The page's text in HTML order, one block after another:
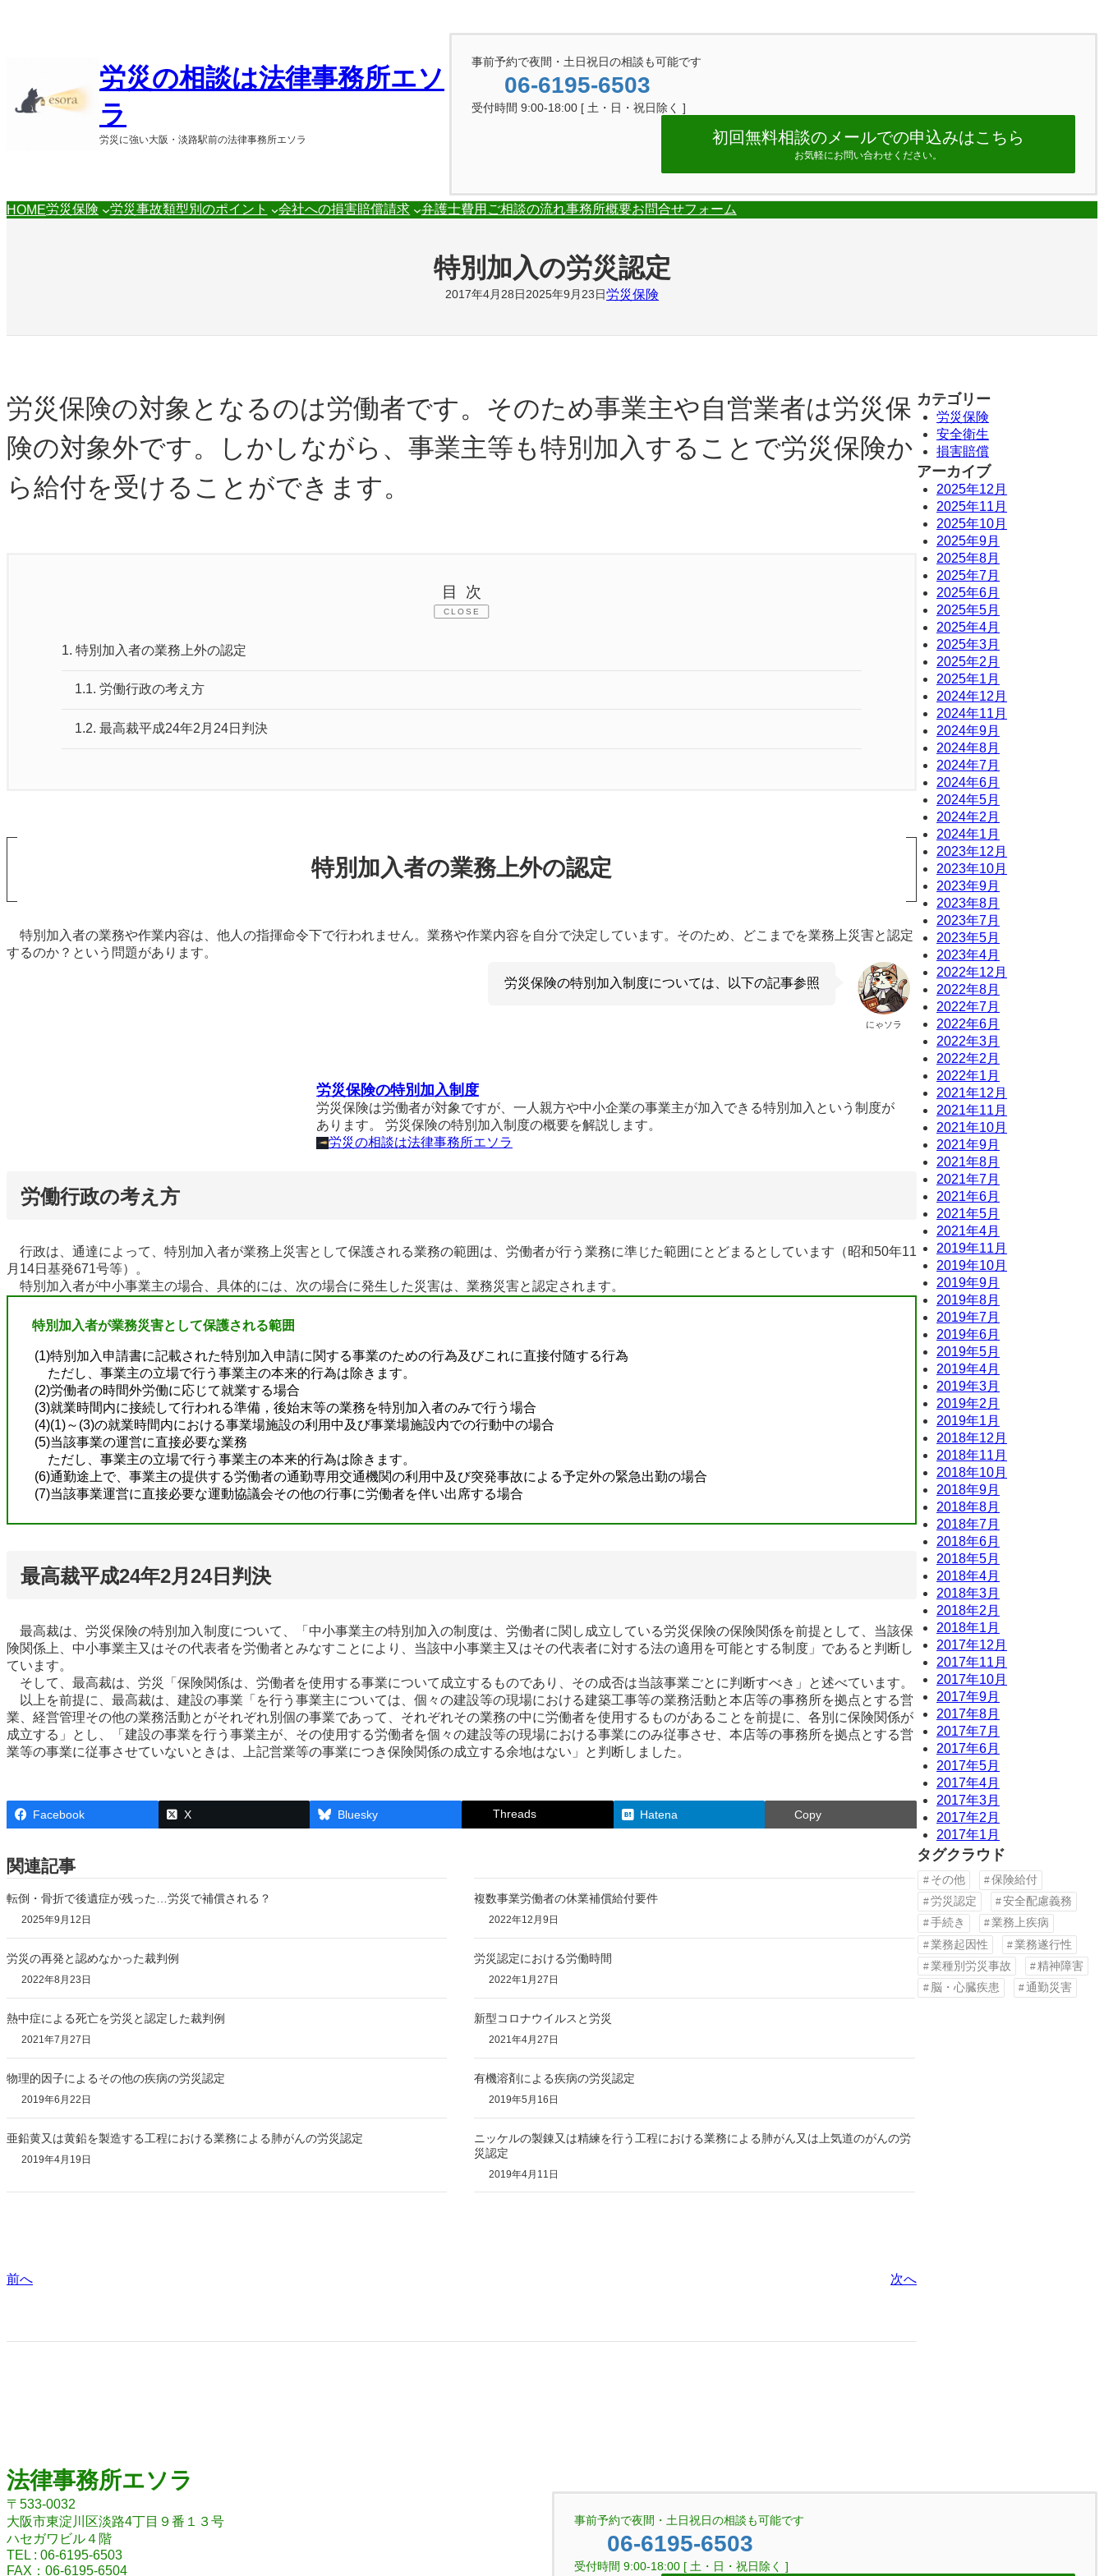
プ
労災の相談は法律事務所エソ
ラ
労災に強い大阪・淡路駅前の法律事務所エソラ
事前予約で夜間・土日祝日の相談も可能です
06-6195-6503
受付時間 9:00-18:00 [ 土・日・祝日除く ]
初回無料相談のメールでの申込みはこちら
お気軽にお問い合わせください。
HOME労災保険 労災事故類型別のポイント 会社への損害賠償請求 弁護士費用 ご相談の流れ事務所概要お問合せフォーム
特別加入の労災認定
2017年4月28日2025年9月23日労災保険
労災保険の対象となるのは労働者です。そのため事業主や自営業者は労災保
険の対象外です。しかしながら、事業主等も特別加入することで労災保険か
ら給付を受けることができます。
目次
CLOSE
1. 特別加入者の業務上外の認定
1.1. 労働行政の考え方
1.2. 最高裁平成24年2月24日判決
特別加入者の業務上外の認定
特別加入者の業務や作業内容は、他人の指揮命令下で行われません。業務や作業内容を自分で決定しています。そのため、どこまでを業務上災害と認定
するのか？という問題があります。
にゃソラ
労災保険の特別加入制度については、以下の記事参照
労災保険の特別加入制度
労災保険は労働者が対象ですが、一人親方や中小企業の事業主が加入できる特別加入という制度が
あります。 労災保険の特別加入制度の概要を解説します。
労災の相談は法律事務所エソラ
労働行政の考え方
行政は、通達によって、特別加入者が業務上災害として保護される業務の範囲は、労働者が行う業務に準じた範囲にとどまるとしています（昭和50年11
月14日基発671号等）。
特別加入者が中小事業主の場合、具体的には、次の場合に発生した災害は、業務災害と認定されます。
特別加入者が業務災害として保護される範囲
(1)特別加入申請書に記載された特別加入申請に関する事業のための行為及びこれに直接付随する行為
ただし、事業主の立場で行う事業主の本来的行為は除きます。
(2)労働者の時間外労働に応じて就業する場合
(3)就業時間内に接続して行われる準備，後始末等の業務を特別加入者のみで行う場合
(4)(1)～(3)の就業時間内における事業場施設の利用中及び事業場施設内での行動中の場合
(5)当該事業の運営に直接必要な業務
ただし、事業主の立場で行う事業主の本来的行為は除きます。
(6)通勤途上で、事業主の提供する労働者の通勤専用交通機関の利用中及び突発事故による予定外の緊急出勤の場合
(7)当該事業運営に直接必要な運動協議会その他の行事に労働者を伴い出席する場合
最高裁平成24年2月24日判決
最高裁は、労災保険の特別加入制度について、「中小事業主の特別加入の制度は、労働者に関し成立している労災保険の保険関係を前提として、当該保
険関係上、中小事業主又はその代表者を労働者とみなすことにより、当該中小事業主又はその代表者に対する法の適用を可能とする制度」であると判断し
ています。
そして、最高裁は、労災「保険関係は、労働者を使用する事業について成立するものであり、その成否は当該事業ごとに判断すべき」と述べています。
以上を前提に、最高裁は、建設の事業「を行う事業主については、個々の建設等の現場における建築工事等の業務活動と本店等の事務所を拠点とする営
業、経営管理その他の業務活動とがそれぞれ別個の事業であって、それぞれその業務の中に労働者を使用するものがあることを前提に、各別に保険関係が
成立する」とし、「建設の事業を行う事業主が、その使用する労働者を個々の建設等の現場における事業にのみ従事させ、本店等の事務所を拠点とする営
業等の事業に従事させていないときは、上記営業等の事業につき保険関係の成立する余地はない」と判断しました。
Facebook X Bluesky Threads Hatena Copy
関連記事
転倒・骨折で後遺症が残った…労災で補償される？
2025年9月12日
複数事業労働者の休業補償給付要件
2022年12月9日
労災の再発と認めなかった裁判例
2022年8月23日
労災認定における労働時間
2022年1月27日
熱中症による死亡を労災と認定した裁判例
2021年7月27日
新型コロナウイルスと労災
2021年4月27日
物理的因子によるその他の疾病の労災認定
2019年6月22日
有機溶剤による疾病の労災認定
2019年5月16日
亜鉛黄又は黄鉛を製造する工程における業務による肺がんの労災認定
2019年4月19日
ニッケルの製錬又は精練を行う工程における業務による肺がん又は上気道のがんの労
災認定
2019年4月11日
前へ 次へ
カテゴリー
労災保険
安全衛生
損害賠償
アーカイブ
2025年12月
2025年11月
2025年10月
2025年9月
2025年8月
2025年7月
2025年6月
2025年5月
2025年4月
2025年3月
2025年2月
2025年1月
2024年12月
2024年11月
2024年9月
2024年8月
2024年7月
2024年6月
2024年5月
2024年2月
2024年1月
2023年12月
2023年10月
2023年9月
2023年8月
2023年7月
2023年5月
2023年4月
2022年12月
2022年8月
2022年7月
2022年6月
2022年3月
2022年2月
2022年1月
2021年12月
2021年11月
2021年10月
2021年9月
2021年8月
2021年7月
2021年6月
2021年5月
2021年4月
2019年11月
2019年10月
2019年9月
2019年8月
2019年7月
2019年6月
2019年5月
2019年4月
2019年3月
2019年2月
2019年1月
2018年12月
2018年11月
2018年10月
2018年9月
2018年8月
2018年7月
2018年6月
2018年5月
2018年4月
2018年3月
2018年2月
2018年1月
2017年12月
2017年11月
2017年10月
2017年9月
2017年8月
2017年7月
2017年6月
2017年5月
2017年4月
2017年3月
2017年2月
2017年1月
タグクラウド
その他
保険給付
労災認定
安全配慮義務
手続き
業務上疾病
業務起因性
業務遂行性
業種別労災事故
精神障害
脳・心臓疾患
通勤災害
法律事務所エソラ
〒533-0032
大阪市東淀川区淡路4丁目９番１３号
ハセガワビル４階
TEL : 06-6195-6503
FAX：06-6195-6504
事前予約で夜間・土日祝日の相談も可能です
06-6195-6503
受付時間 9:00-18:00 [ 土・日・祝日除く ]